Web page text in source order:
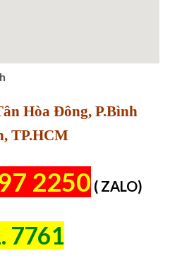
Hòa Đông, P.Bình
TP.HCM
2250 ( ZALO)
7761